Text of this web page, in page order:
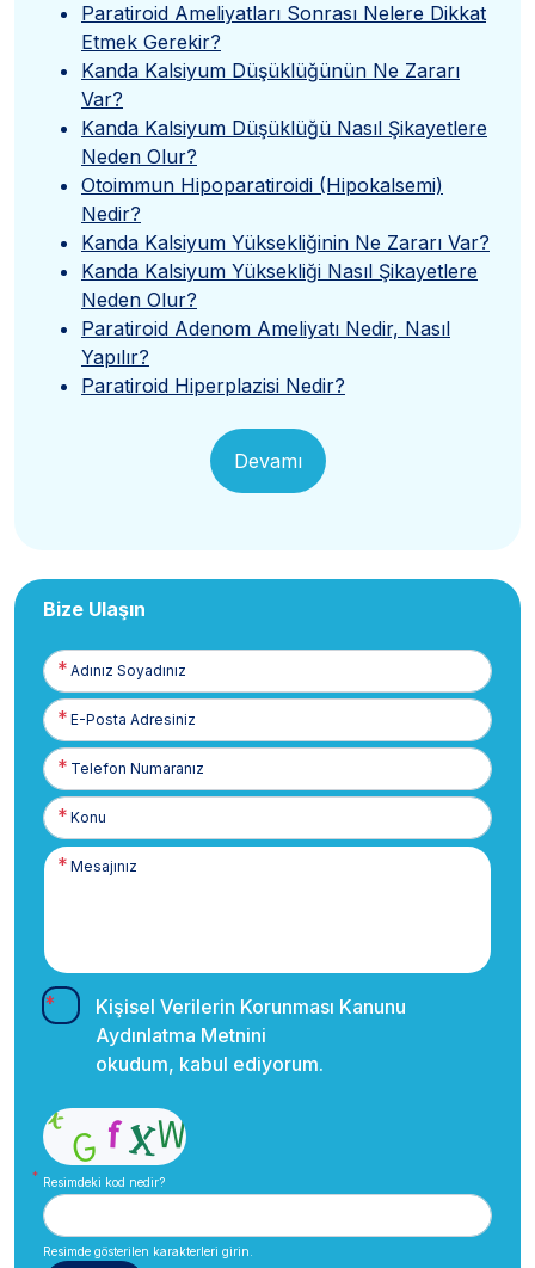
Paratiroid Ameliyatları Sonrası Nelere Dikkat
Etmek Gerekir?
Kanda Kalsiyum Düşüklüğünün Ne Zararı
Var?
Kanda Kalsiyum Düşüklüğü Nasıl Şikayetlere
Neden Olur?
Otoimmun Hipoparatiroidi (Hipokalsemi)
Nedir?
Kanda Kalsiyum Yüksekliğinin Ne Zararı Var?
Kanda Kalsiyum Yüksekliği Nasıl Şikayetlere
Neden Olur?
Paratiroid Adenom Ameliyatı Nedir, Nasıl
Yapılır?
Paratiroid Hiperplazisi Nedir?
Devamı
Bize Ulaşın
Adınız
Soyadınız
E-
Posta
Telefon
Numaranız
Kişisel Verilerin Korunması Kanunu
Aydınlatma Metnini
okudum, kabul ediyorum.
Resimdeki kod nedir?
Resimde gösterilen karakterleri girin.